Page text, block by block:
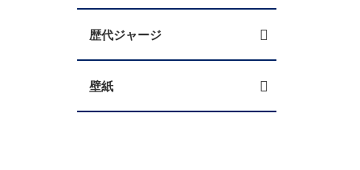
歴代ジャージ
壁紙